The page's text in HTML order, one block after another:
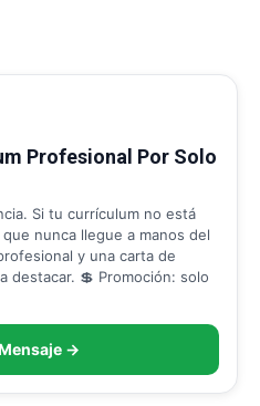
Profesional Por Solo
Si tu currículum no está
nunca llegue a manos del
y una carta de
destacar. 💲 Promoción: solo
→